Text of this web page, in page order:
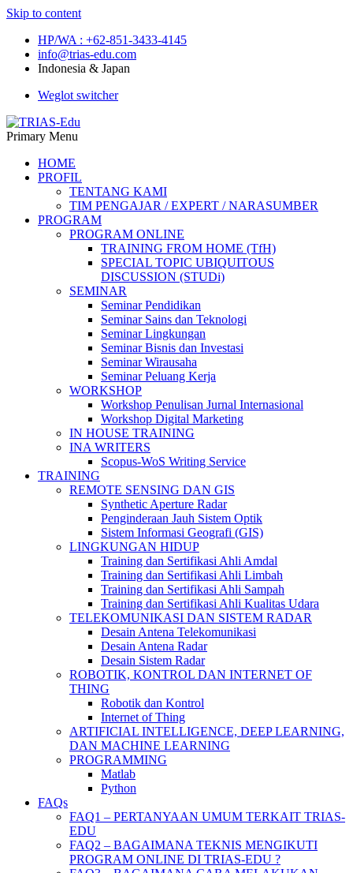
Skip to content
HP/WA : +62-851-3433-4145
info@trias-edu.com
Indonesia & Japan
Weglot switcher
TRIAS-Edu
Primary Menu
HOME
PROFIL
TENTANG KAMI
TIM PENGAJAR / EXPERT / NARASUMBER
PROGRAM
PROGRAM ONLINE
TRAINING FROM HOME (TfH)
SPECIAL TOPIC UBIQUITOUS
DISCUSSION (STUDi)
SEMINAR
Seminar Pendidikan
Seminar Sains dan Teknologi
Seminar Lingkungan
Seminar Bisnis dan Investasi
Seminar Wirausaha
Seminar Peluang Kerja
WORKSHOP
Workshop Penulisan Jurnal Internasional
Workshop Digital Marketing
IN HOUSE TRAINING
INA WRITERS
Scopus-WoS Writing Service
TRAINING
REMOTE SENSING DAN GIS
Synthetic Aperture Radar
Penginderaan Jauh Sistem Optik
Sistem Informasi Geografi (GIS)
LINGKUNGAN HIDUP
Training dan Sertifikasi Ahli Amdal
Training dan Sertifikasi Ahli Limbah
Training dan Sertifikasi Ahli Sampah
Training dan Sertifikasi Ahli Kualitas Udara
TELEKOMUNIKASI DAN SISTEM RADAR
Desain Antena Telekomunikasi
Desain Antena Radar
Desain Sistem Radar
ROBOTIK, KONTROL DAN INTERNET OF
THING
Robotik dan Kontrol
Internet of Thing
ARTIFICIAL INTELLIGENCE, DEEP LEARNING,
DAN MACHINE LEARNING
PROGRAMMING
Matlab
Python
FAQs
FAQ1 – PERTANYAAN UMUM TERKAIT TRIAS-
EDU
FAQ2 – BAGAIMANA TEKNIS MENGIKUTI
PROGRAM ONLINE DI TRIAS-EDU ?